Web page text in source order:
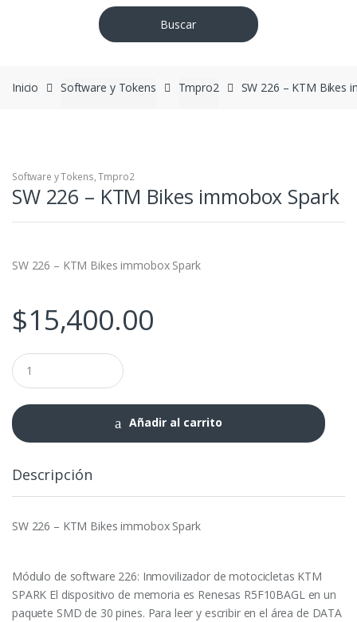
Buscar
Inicio Software y Tokens Tmpro2 SW 226 – KTM Bikes
Software y Tokens,Tmpro2
SW 226 – KTM Bikes immobox Spark
SW 226 – KTM Bikes immobox Spark
$15,400.00
SW
226
KTM
Bikes
immobox
Spark
Añadir al carrito
Descripción
SW 226 – KTM Bikes immobox Spark
Módulo de software 226: Inmovilizador de motocicletas KTM
SPARK El dispositivo de memoria es Renesas R5F10BAGL en un
paquete SMD de 30 pines. Para leer y escribir en el área de DATA